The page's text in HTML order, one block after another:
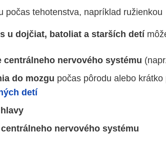
počas tehotenstva, napríklad ružienkou
u dojčiat, batoliat a starších detí
centrálneho nervového systému
do mozgu počas pôrodu alebo
detí
nervového systému